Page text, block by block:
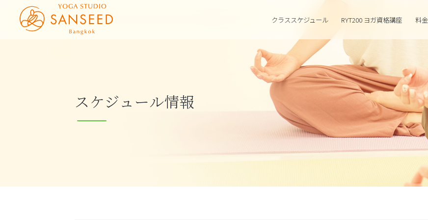
クラススケジュール RYT200 ヨガ資格講座 料金
スケジュール情報